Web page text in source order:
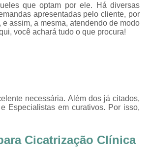
Oxigenoterapia Hiperbárica Ferida
Oxigenoterapia Hiperbárica
Sessão Hiperbárica
Sessão
Sessão Hiperbárica em João Pessoa
Sessão Oxigenoterapia Hiperbárica
que optam por ele. Há diversas
apresentadas pelo cliente, por
assim, a mesma, atendendo de modo
você achará tudo o que procura!
necessária. Além dos já citados,
Especialistas em curativos. Por isso,
Cicatrização Clínica